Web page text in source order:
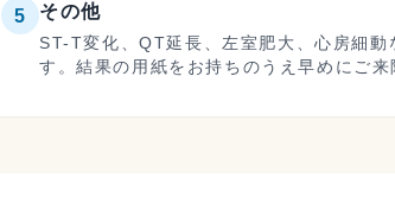
5 その他
ST-T変化、QT延長、左室肥大、心房細
す。結果の用紙をお持ちのうえ早めにご来